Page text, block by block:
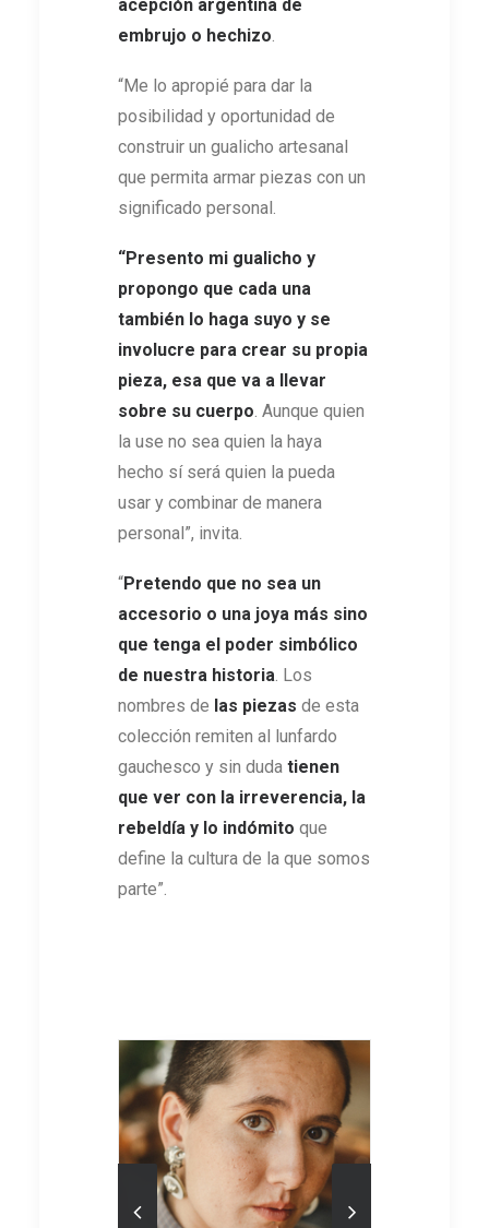
acepción argentina de
embrujo o hechizo
“Me lo apropié para dar la
posibilidad y oportunidad de
construir un gualicho artesanal
que permita armar piezas con un
significado personal.
“Presento mi gualicho y
propongo que cada una
también lo haga suyo y se
involucre para crear su propia
pieza, esa que va a llevar
sobre su cuerpo . Aunque quien
la use no sea quien la haya
hecho sí será quien la pueda
usar y combinar de manera
personal”, invita.
“Pretendo que no sea un
accesorio o una joya más sino
que tenga el poder simbólico
de nuestra historia . Los
nombres de las piezas de esta
colección remiten al lunfardo
gauchesco y sin duda tienen
que ver con la irreverencia, la
rebeldía y lo indómito que
define la cultura de la que somos
parte”.